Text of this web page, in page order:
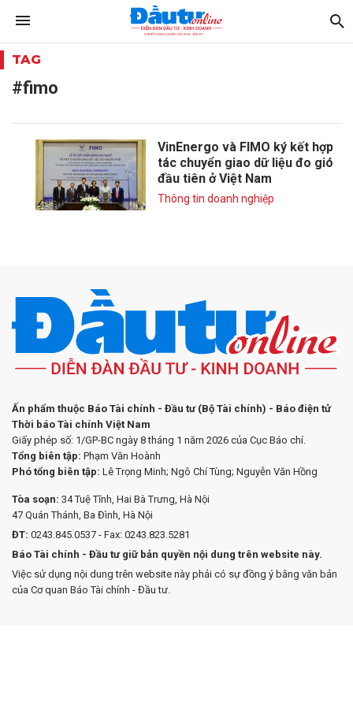
TAG
#fimo
VinEnergo và FIMO ký kết hợp
tác chuyển giao dữ liệu đo gió
đầu tiên ở Việt Nam
Thông tin doanh nghiệp
Ấn phẩm thuộc Báo Tài chính - Đầu tư (Bộ Tài chính) - Báo điện tử
Thời báo Tài chính Việt Nam
Giấy phép số: 1/GP-BC ngày 8 tháng 1 năm 2026 của Cục Báo chí.
Tổng biên tập: Phạm Văn Hoành
Phó tổng biên tập: Lê Trọng Minh; Ngô Chí Tùng; Nguyễn Văn Hồng
Tòa soạn: 34 Tuệ Tĩnh, Hai Bà Trưng, Hà Nội
47 Quán Thánh, Ba Đình, Hà Nội
ĐT: 0243.845.0537 - Fax: 0243.823.5281
Báo Tài chính - Đầu tư giữ bản quyền nội dung trên website này.
Việc sử dụng nội dung trên website này phải có sự đồng ý bằng văn bản
của Cơ quan Báo Tài chính - Đầu tư.